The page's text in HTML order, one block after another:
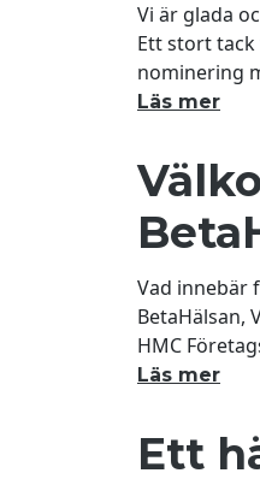
Vi är glada
Ett stort
nominering
ni håller era
Läs mer
Vad innebär
BetaHälsan,
HMC
för att
Läs mer
Ett